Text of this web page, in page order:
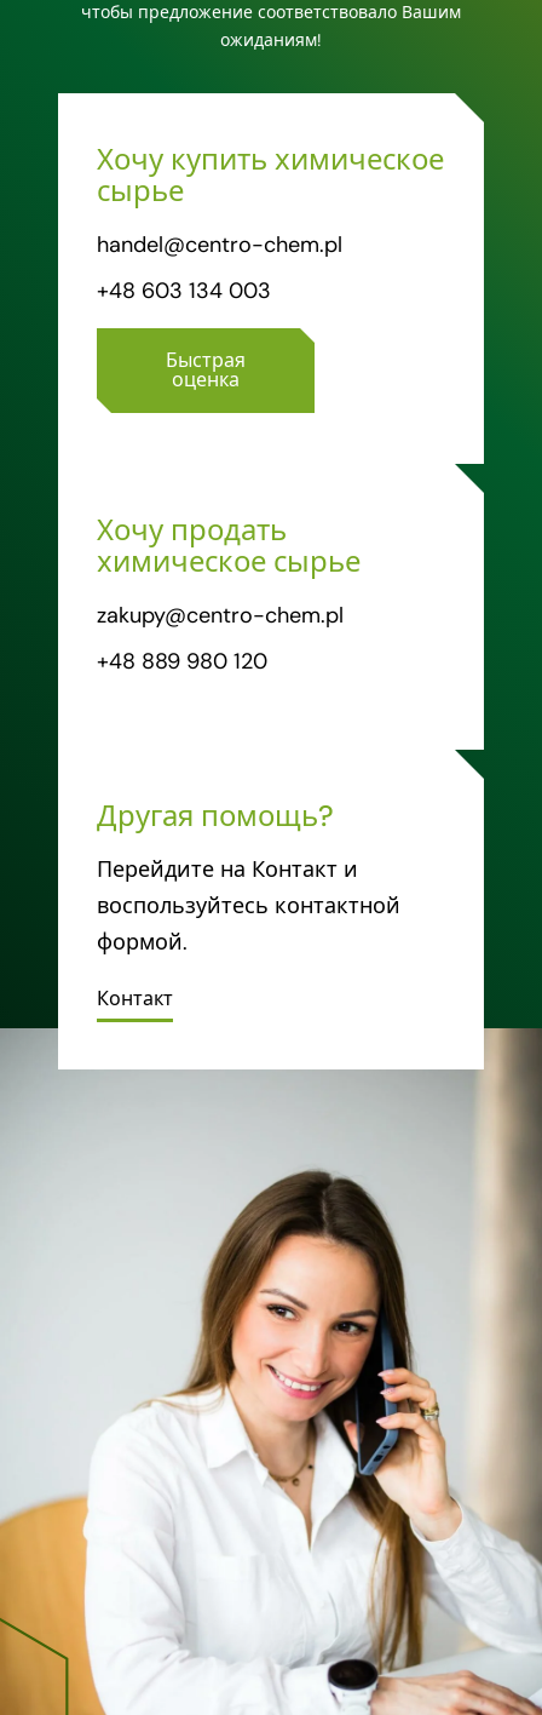
чтобы предложение соответствовало Вашим
ожиданиям!
Хочу купить химическое
сырье
handel@centro-chem.pl
+48 603 134 003
Быстрая
оценка
Хочу продать
химическое сырье
zakupy@centro-chem.pl
+48 889 980 120
Другая помощь?
Перейдите на Контакт и
воспользуйтесь контактной
формой.
Контакт